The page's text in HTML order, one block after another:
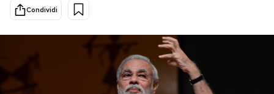
Economia
Condividi